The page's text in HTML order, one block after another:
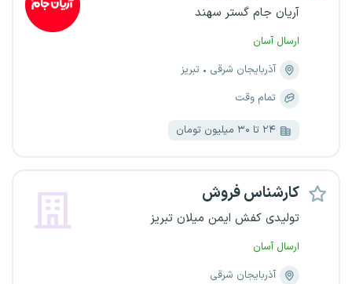
آریان جام گستر سهند
ارسال آسان
آذربایجان شرقی
تبریز
تمام وقت
۲۴ تا ۳۰ میلیون تومان
کارشناس فروش
تولیدی کفش ایمن میلان تبریز
ارسال آسان
آذربایجان شرقی